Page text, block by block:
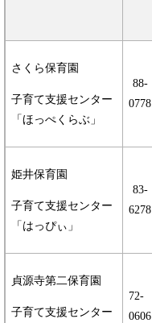
さくら保育園
子育て支援センター
「ほっぺくらぶ」
88-
0778
姫井保育園
子育て支援センター
「はっぴぃ」
83-
6278
貞源寺第二保育園
子育て支援センター
72-
0606